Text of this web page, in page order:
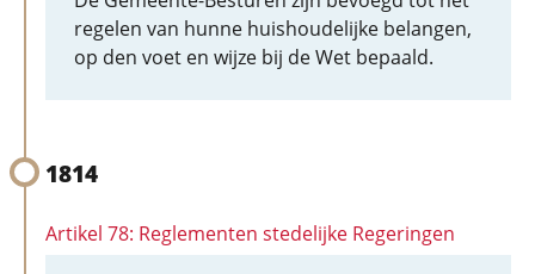
regelen van hunne huishoudelijke belangen,
op den voet en wijze bij de Wet bepaald.
1814
Artikel 78: Reglementen stedelijke Regeringen